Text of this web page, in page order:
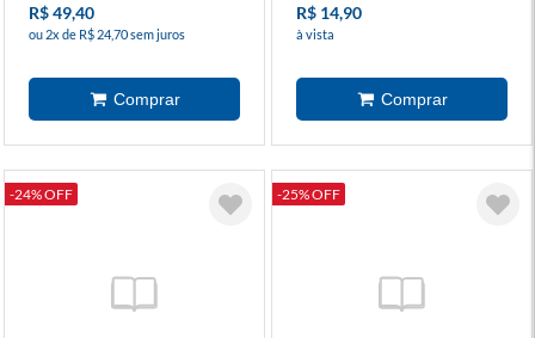
R$ 49,40
ou 2x de R$ 24,70 sem juros
R$ 14,90
à vista
-24% OFF -25% OFF